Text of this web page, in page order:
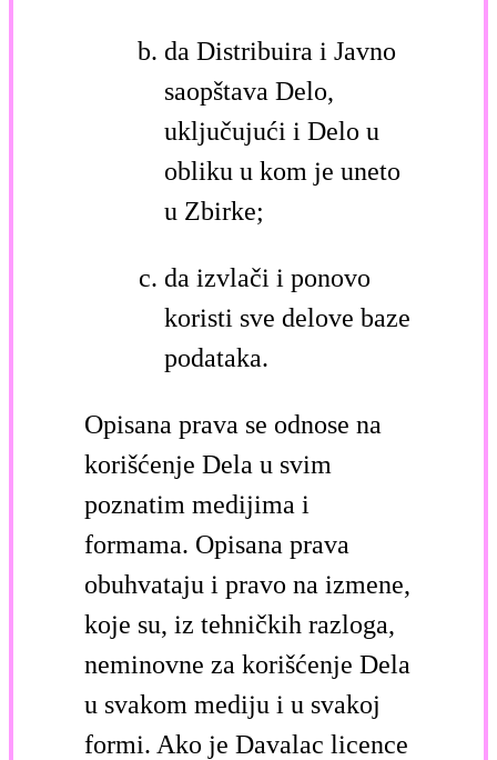
da Distribuira i Javno
saopštava Delo,
uključujući i Delo u
obliku u kom je uneto
u Zbirke;
da izvlači i ponovo
koristi sve delove baze
podataka.
Opisana prava se odnose na
korišćenje Dela u svim
poznatim medijima i
formama. Opisana prava
obuhvataju i pravo na izmene,
koje su, iz tehničkih razloga,
neminovne za korišćenje Dela
u svakom mediju i u svakoj
formi. Ako je Davalac licence